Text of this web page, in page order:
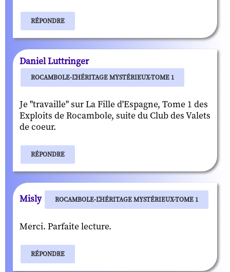
RÉPONDRE
Daniel Luttringer
ROCAMBOLE-L'HÉRITAGE MYSTÉRIEUX-TOME 1
Je "travaille" sur La Fille d'Espagne, Tome 1 des
Exploits de Rocambole, suite du Club des Valets
de coeur.
RÉPONDRE
Misly ROCAMBOLE-L'HÉRITAGE MYSTÉRIEUX-TOME 1
Merci. Parfaite lecture.
RÉPONDRE